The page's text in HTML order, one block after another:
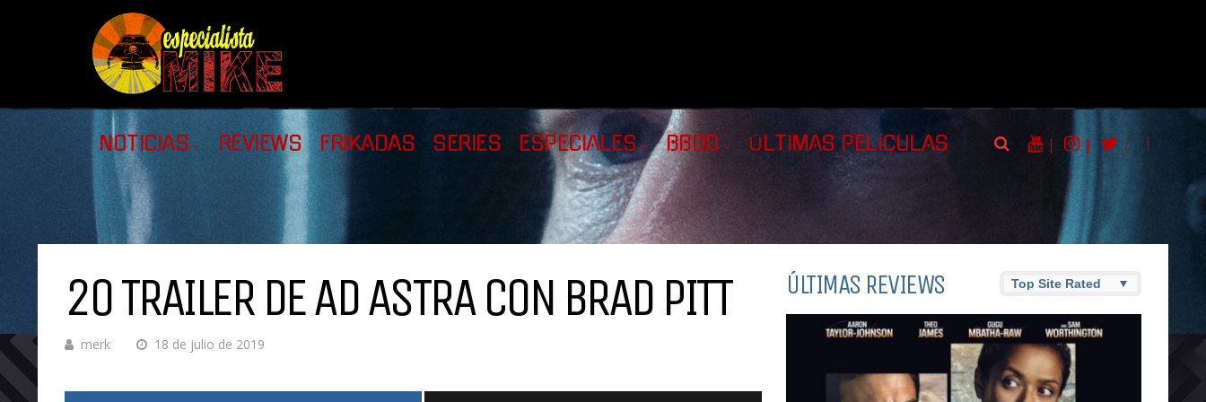
NOTICIAS REVIEWS FRIKADAS SERIES ESPECIALES BBDD ÚLTIMAS PELÍCULAS | | | |
2O TRAILER DE AD ASTRA CON BRAD PITT
merk 18 de julio de 2019
ÚLTIMAS REVIEWS